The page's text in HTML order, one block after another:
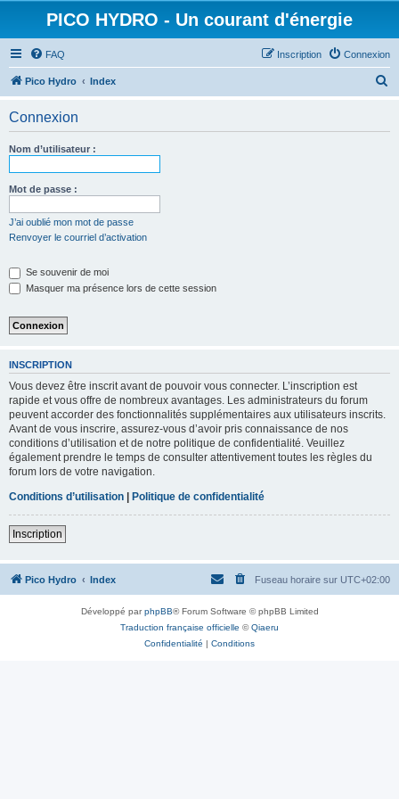
PICO HYDRO - Un courant d'énergie
FAQ Connexion
Inscription
Pico Hydro Index
Connexion
Nom d’utilisateur :
Mot de passe :
J’ai oublié mon mot de passe
Renvoyer le courriel d’activation
Se souvenir de moi
Masquer ma présence lors de cette session
INSCRIPTION
Vous devez être inscrit avant de pouvoir vous connecter. L’inscription est
rapide et vous offre de nombreux avantages. Les administrateurs du forum
peuvent accorder des fonctionnalités supplémentaires aux utilisateurs inscrits.
Avant de vous inscrire, assurez-vous d’avoir pris connaissance de nos
conditions d’utilisation et de notre politique de confidentialité. Veuillez
également prendre le temps de consulter attentivement toutes les règles du
forum lors de votre navigation.
Conditions d’utilisation | Politique de confidentialité
Inscription
Pico Hydro Index Fuseau horaire sur UTC+02:00
Développé parphpBB® Forum Software © phpBB Limited
Traduction française officielle ©Qiaeru
Confidentialité | Conditions